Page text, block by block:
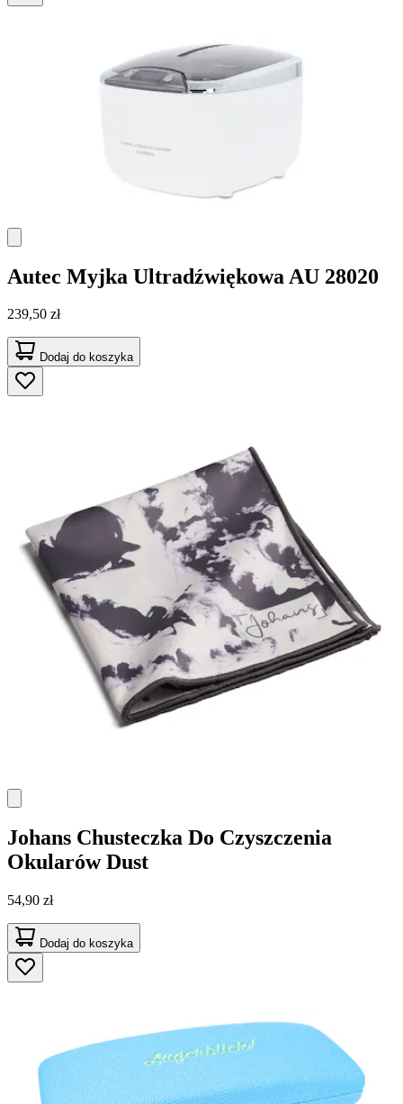
Autec Myjka Ultradźwiękowa AU 28020
239,50 zł
Dodaj do koszyka
Johans Chusteczka Do Czyszczenia
Okularów Dust
54,90 zł
Dodaj do koszyka